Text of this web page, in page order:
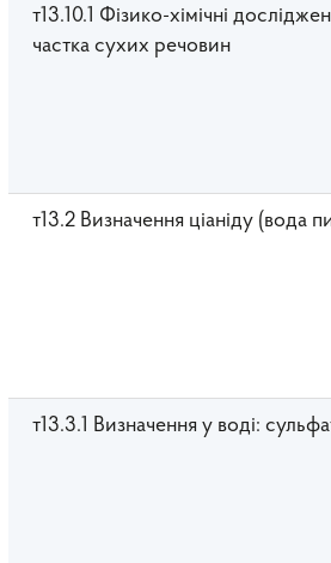
т13.10.1 Фізико-хімічні
частка сухих речовин
т13.2 Визначення ціаніду (вода
т13.3.1 Визначення у воді: